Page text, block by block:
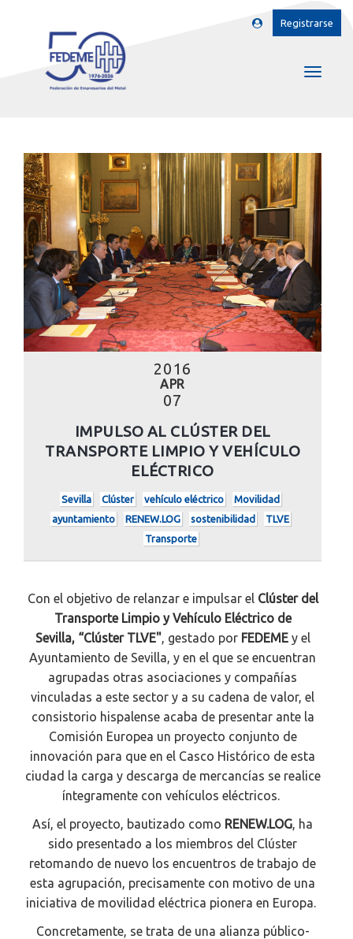
Registrarse
2016
APR
07
IMPULSO AL CLÚSTER DEL
TRANSPORTE LIMPIO Y VEHÍCULO
ELÉCTRICO
Sevilla Clúster vehículo eléctrico
Movilidad
ayuntamiento
RENEW.LOG sostenibilidad
TLVE
Transporte
Con el objetivo de relanzar e impulsar el Clúster del
Transporte Limpio y Vehículo Eléctrico de
Sevilla, “Clúster TLVE", gestado por FEDEMEy el
Ayuntamiento de Sevilla, y en el que se encuentran
agrupadas otras asociaciones y compañías
vinculadas a este sector y a su cadena de valor, el
consistorio hispalense acaba de presentar ante la
Comisión Europea un proyecto conjunto de
innovación para que en el Casco Histórico de esta
ciudad la carga y descarga de mercancías se realice
íntegramente con vehículos eléctricos.
Así, el proyecto, bautizado como RENEW.LOG, ha
sido presentado a los miembros del Clúster
retomando de nuevo los encuentros de trabajo de
esta agrupación, precisamente con motivo de una
iniciativa de movilidad eléctrica pionera en Europa.
Concretamente, se trata de una alianza público-